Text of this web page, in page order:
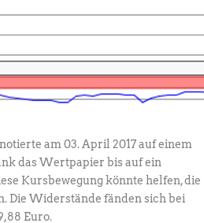
am 03. April 2017 auf einem
das Wertpapier bis auf ein
Kursbewegung könnte helfen, die
Die Widerstände fänden sich bei
Euro.